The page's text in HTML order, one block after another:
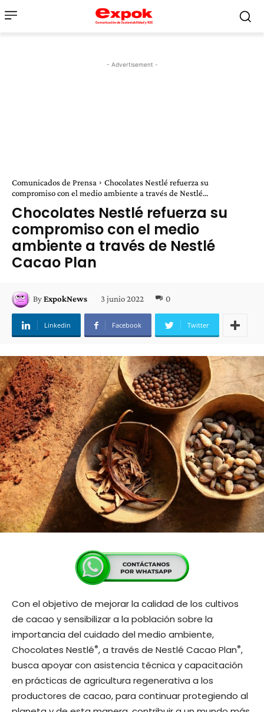
- Advertisement -
Comunicados de Prensa
Chocolates Nestlé refuerza su
compromiso con el medio ambiente a través de Nestlé...
Chocolates Nestlé refuerza su
compromiso con el medio
ambiente a través de Nestlé
Cacao Plan
ByExpokNews 3 junio 2022 0
Linkedin Facebook Twitter
Con el objetivo de mejorar la calidad de los cultivos
de cacao y sensibilizar a la población sobre la
importancia del cuidado del medio ambiente,
Chocolates Nestlé®, a través de Nestlé Cacao Plan®,
busca apoyar con asistencia técnica y capacitación
en prácticas de agricultura regenerativa a los
productores de cacao, para continuar protegiendo al